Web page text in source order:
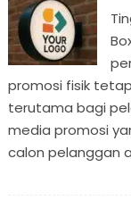
promosi fisik
terutama bagi
media promosi
calon pelanggan